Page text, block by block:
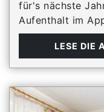
für's nächste
Aufenthalt im
LESE DIE